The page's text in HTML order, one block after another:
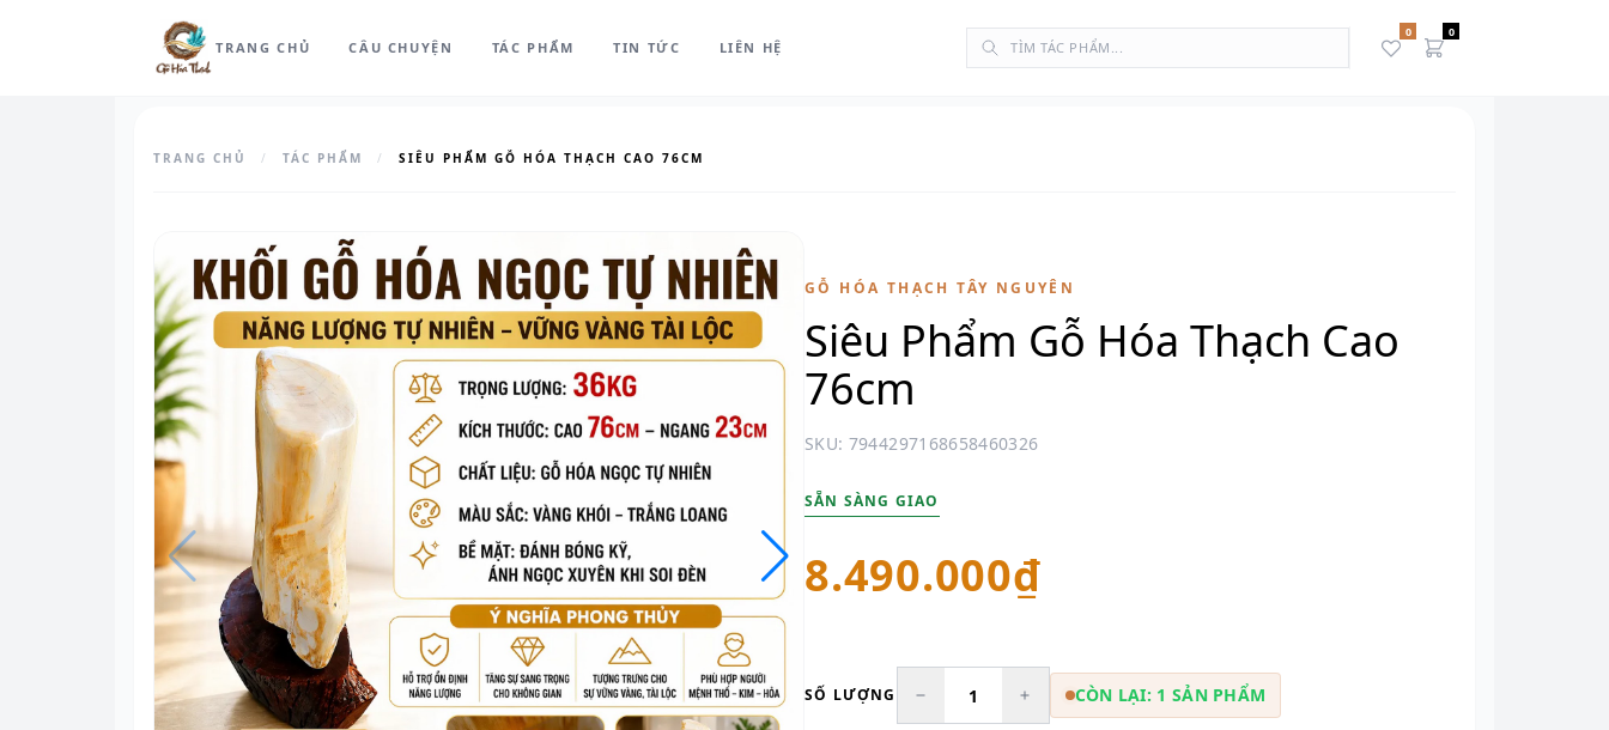
TRANG CHỦ CÂU CHUYỆN TÁC PHẨM TIN TỨC LIÊN HỆ
0 0
TRANG CHỦ / TÁC PHẨM / SIÊU PHẨM GỖ HÓA THẠCH CAO 76CM
GỖ HÓA THẠCH TÂY NGUYÊN
Siêu Phẩm Gỗ Hóa Thạch Cao
76cm
SKU: 7944297168658460326
SẴN SÀNG GIAO
8.490.000₫
SỐ LƯỢNG CÒN LẠI: 1 SẢN PHẨM